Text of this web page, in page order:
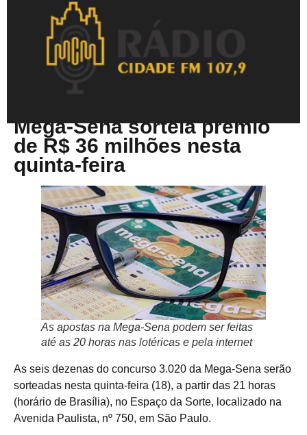
Mega-Sena sorteia prêmio
de R$ 36 milhões nesta
quinta-feira
As apostas na Mega-Sena podem ser feitas
até as 20 horas nas lotéricas e pela internet
As seis dezenas do concurso 3.020 da Mega-Sena serão
sorteadas nesta quinta-feira (18), a partir das 21 horas
(horário de Brasília), no Espaço da Sorte, localizado na
Avenida Paulista, nº 750, em São Paulo.